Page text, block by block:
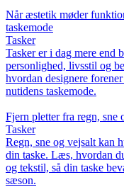
Når æstetik møder
taskemode
Tasker
Tasker er i dag mere end
personlighed, livsstil og
hvordan designere
nutidens taskemode.
Fjern pletter fra regn, sne
Tasker
Regn, sne og vejsalt kan
din taske. Læs, hvordan
og tekstil, så din taske
sæson.